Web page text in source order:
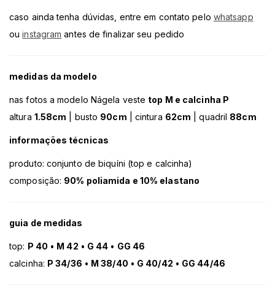
caso ainda tenha dúvidas, entre em contato pelo whatsapp
ouinstagram antes de finalizar seu pedido
medidas da modelo
nas fotos a modelo Nágela veste top M e calcinha P
altura 1.58cm | busto 90cm | cintura 62cm | quadril 88cm
informações técnicas
produto: conjunto de biquíni (top e calcinha)
composição: 90% poliamida e 10% elastano
guia de medidas
top: P 40 • M 42 • G 44 • GG 46
calcinha: P 34/36 • M 38/40 • G 40/42 • GG 44/46